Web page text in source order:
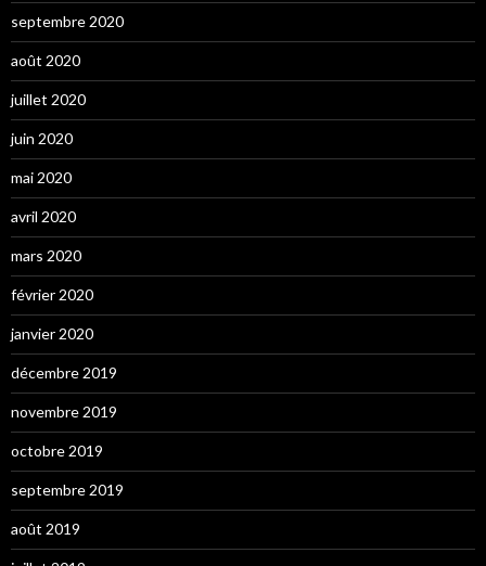
septembre 2020
août 2020
juillet 2020
juin 2020
mai 2020
avril 2020
mars 2020
février 2020
janvier 2020
décembre 2019
novembre 2019
octobre 2019
septembre 2019
août 2019